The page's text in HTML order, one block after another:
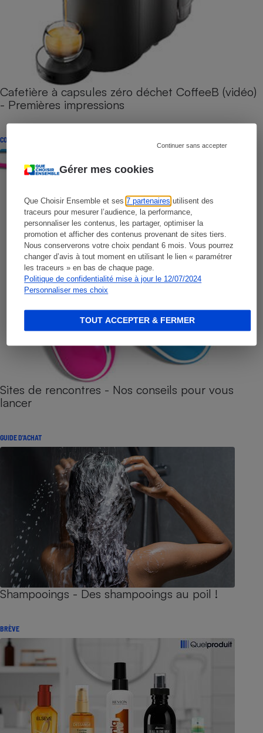
Gérer mes cookies
Que Choisir Ensemble et ses7 partenaires utilisent des
traceurs pour mesurer l’audience, la performance,
personnaliser les contenus, les partager, optimiser la
promotion et afficher des contenus provenant de sites tiers.
Nous conserverons votre choix pendant 6 mois. Vous pourrez
changer d’avis à tout moment en utilisant le lien « paramétrer
les traceurs » en bas de chaque page.
Politique de confidentialité mise à jour le 12/07/2024
Personnaliser mes choix
Continuer sans accepter
TOUT ACCEPTER & FERMER
Cafetière à capsules zéro déchet CoffeeB (vidéo)
- Premières impressions
CONSEILS
Sites de rencontres - Nos conseils pour vous
lancer
GUIDE D'ACHAT
Shampooings - Des shampooings au poil !
BRÈVE